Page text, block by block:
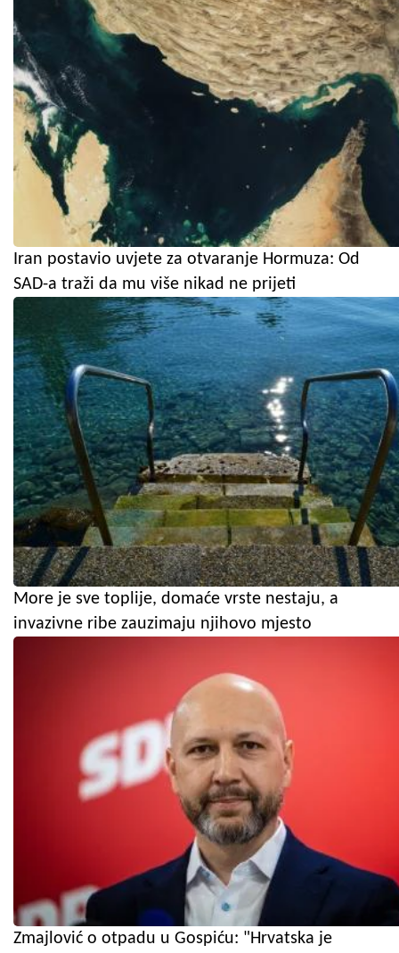
Iran postavio uvjete za otvaranje Hormuza: Od
SAD-a traži da mu više nikad ne prijeti
More je sve toplije, domaće vrste nestaju, a
invazivne ribe zauzimaju njihovo mjesto
Zmajlović o otpadu u Gospiću: "Hrvatska je